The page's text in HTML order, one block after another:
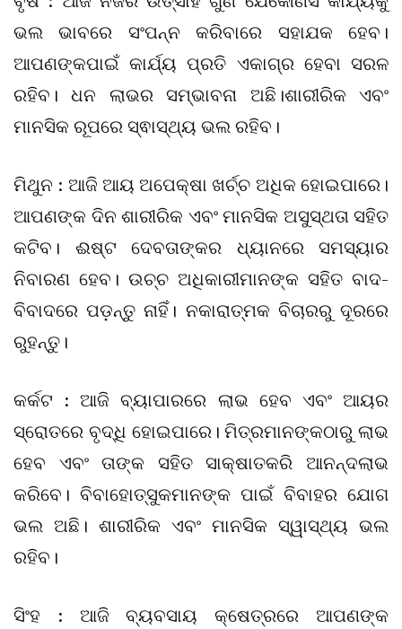
ଭଲ ଭାବରେ ସଂପନ୍ନ କରିବାରେ ସହାଯକ ହେବ।
ଆପଣଙ୍କପାଇଁ କାର୍ଯ୍ୟ ପ୍ରତି ଏକାଗ୍ର ହେବା ସରଳ
ରହିବ। ଧନ ଲାଭର ସମ୍ଭାବନା ଅଛି।ଶାରୀରିକ ଏବଂ
ମାନସିକ ରୂପରେ ସ୍ଵାସ୍ଥ୍ୟ ଭଲ ରହିବ।
ମିଥୁନ : ଆଜି ଆୟ ଅପେକ୍ଷା ଖର୍ଚ୍ଚ ଅଧିକ ହୋଇପାରେ।
ଆପଣଙ୍କ ଦିନ ଶାରୀରିକ ଏବଂ ମାନସିକ ଅସୁସ୍ଥତା ସହିତ
କଟିବ। ଈଷ୍ଟ ଦେବତାଙ୍କର ଧ୍ୟାନରେ ସମସ୍ୟାର
ନିବାରଣ ହେବ। ଉଚ୍ଚ ଅଧିକାରୀମାନଙ୍କ ସହିତ ବାଦ-
ବିବାଦରେ ପଡ଼ନ୍ତୁ ନାହିଁ। ନକାରାତ୍ମକ ବିଚାରରୁ ଦୂରରେ
ରୁହନ୍ତୁ।
କର୍କଟ : ଆଜି ବ୍ୟାପାରରେ ଲାଭ ହେବ ଏବଂ ଆୟର
ସ୍ରୋତରେ ବୃଦ୍ଧି ହୋଇପାରେ। ମିତ୍ରମାନଙ୍କଠାରୁ ଲାଭ
ହେବ ଏବଂ ତାଙ୍କ ସହିତ ସାକ୍ଷାତକରି ଆନନ୍ଦଲାଭ
କରିବେ। ବିବାହୋତ୍ସୁକମାନଙ୍କ ପାଇଁ ବିବାହର ଯୋଗ
ଭଲ ଅଛି। ଶାରୀରିକ ଏବଂ ମାନସିକ ସ୍ୱାସ୍ଥ୍ୟ ଭଲ
ରହିବ।
ସିଂହ : ଆଜି ବ୍ୟବସାୟ କ୍ଷେତ୍ରରେ ଆପଣଙ୍କ